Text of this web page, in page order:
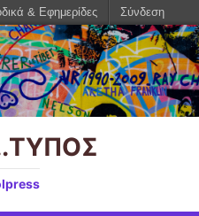
& Εφημερίδες Σύνδεση